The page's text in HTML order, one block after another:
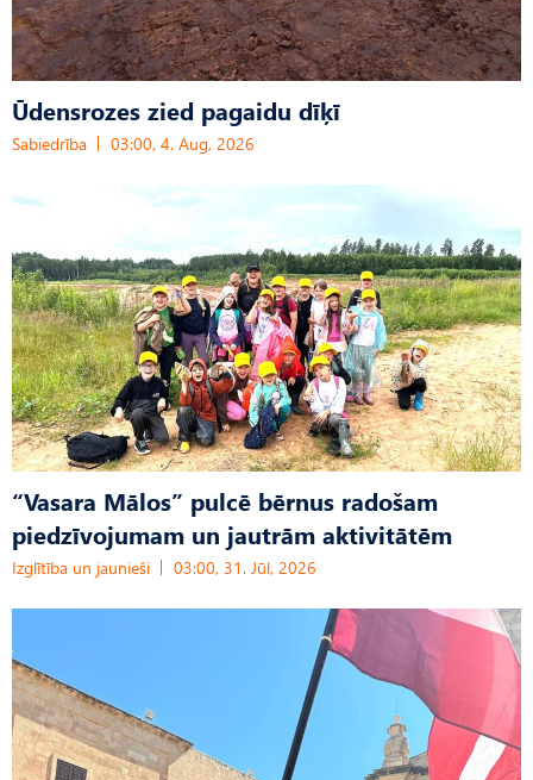
Ūdensrozes zied pagaidu dīķī
Sabiedrība 03:00, 4. Aug, 2026
“Vasara Mālos” pulcē bērnus radošam
piedzīvojumam un jautrām aktivitātēm
Izglītība un jaunieši 03:00, 31. Jūl, 2026